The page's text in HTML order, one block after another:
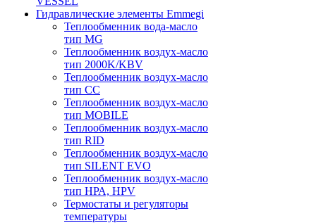
Гидравлические элементы Emmegi
Теплообменник вода-масло
тип MG
Теплообменник воздух-масло
тип 2000K/KBV
Теплообменник воздух-масло
тип CC
Теплообменник воздух-масло
тип MOBILE
Теплообменник воздух-масло
тип RID
Теплообменник воздух-масло
тип SILENT EVO
Теплообменник воздух-масло
тип НРА, HPV
Термостаты и регуляторы
температуры